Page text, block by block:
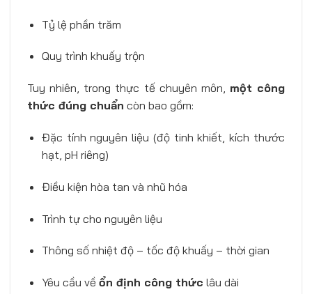
Tỷ lệ phần trăm
Quy trình khuấy trộn
Tuy nhiên, trong thực tế chuyên môn, một công
thức đúng chuẩn còn bao gồm:
Đặc tính nguyên liệu (độ tinh khiết, kích thước
hạt, pH riêng)
Điều kiện hòa tan và nhũ hóa
Trình tự cho nguyên liệu
Thông số nhiệt độ – tốc độ khuấy – thời gian
Yêu cầu về ổn định công thức lâu dài